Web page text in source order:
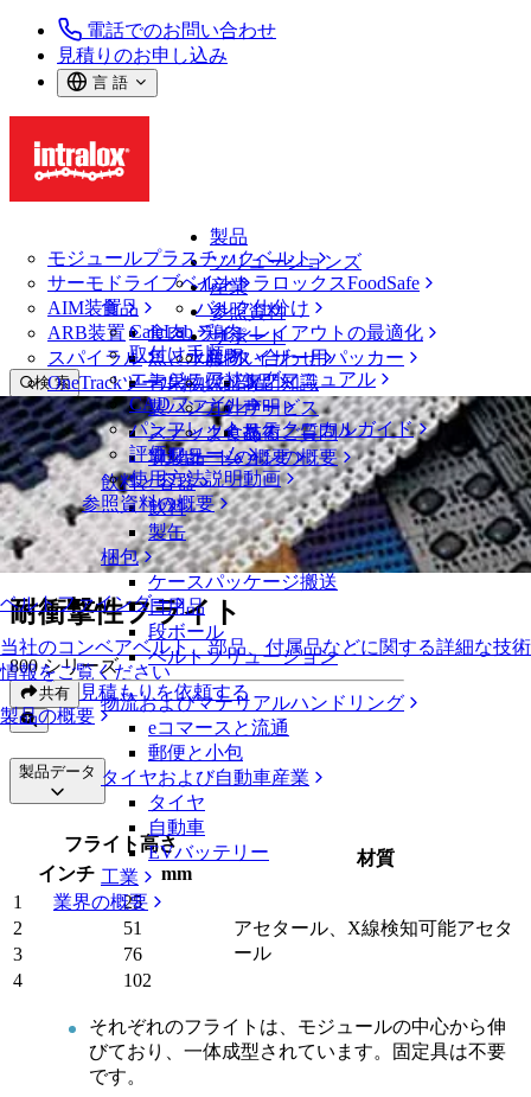
電話でのお問い合わせ
見積りのお申し込み
言 語
製品
モジュールプラスチックベルト
サーモドライブベルト
AIM装置
ARB装置
スパイラル
OneTrackツールおよび部品
ベルトファインダー
当社のコンベアベルト、部品、付属品などに関する詳細な技術
情報をご覧ください
製品の概要
ソリューションズ
イントラロックスFoodSafe
バルク仕分け
ラインレイアウトの最適化
パレタイザー用パッカー
専門知識
サービス
技術
ソリューションの概要
産業
食品
食肉、鶏肉
魚と水産物
青果物
製パン
スナック食品
乳製品
飲料と容器
飲料
製缶
梱包
ケースパッケージ搬送
日用品
段ボール
ベルトソリューション
物流およびマテリアルハンドリング
eコマースと流通
郵便と小包
タイヤおよび自動車産業
タイヤ
自動車
EVバッテリー
工業
業界の概要
参照資料
CalcLab
取付け手順
エンジニアリングマニュアル
CADファイル
パンフレット・テクニカルガイド
評価フォーム
使用方法説明動画
参照資料の概要
サポート
お問い合わせ
保証
方針声明
よくあるご質問
サポートの概要
検 索
メニューを開く
ベルトファインダー
ベルトファインダー
モジュールプラスチックベルト
800 シリーズ
耐衝撃性フライト
耐衝撃性フライト
800 シリーズ
共有 見積もりを依頼する
製品データ
フライト高さ
材質
インチ
mm
1
25
アセタール、X線検知可能アセタ
ール
2
51
3
76
4
102
それぞれのフライトは、モジュールの中心から伸
びており、一体成型されています。固定具は不要
です。